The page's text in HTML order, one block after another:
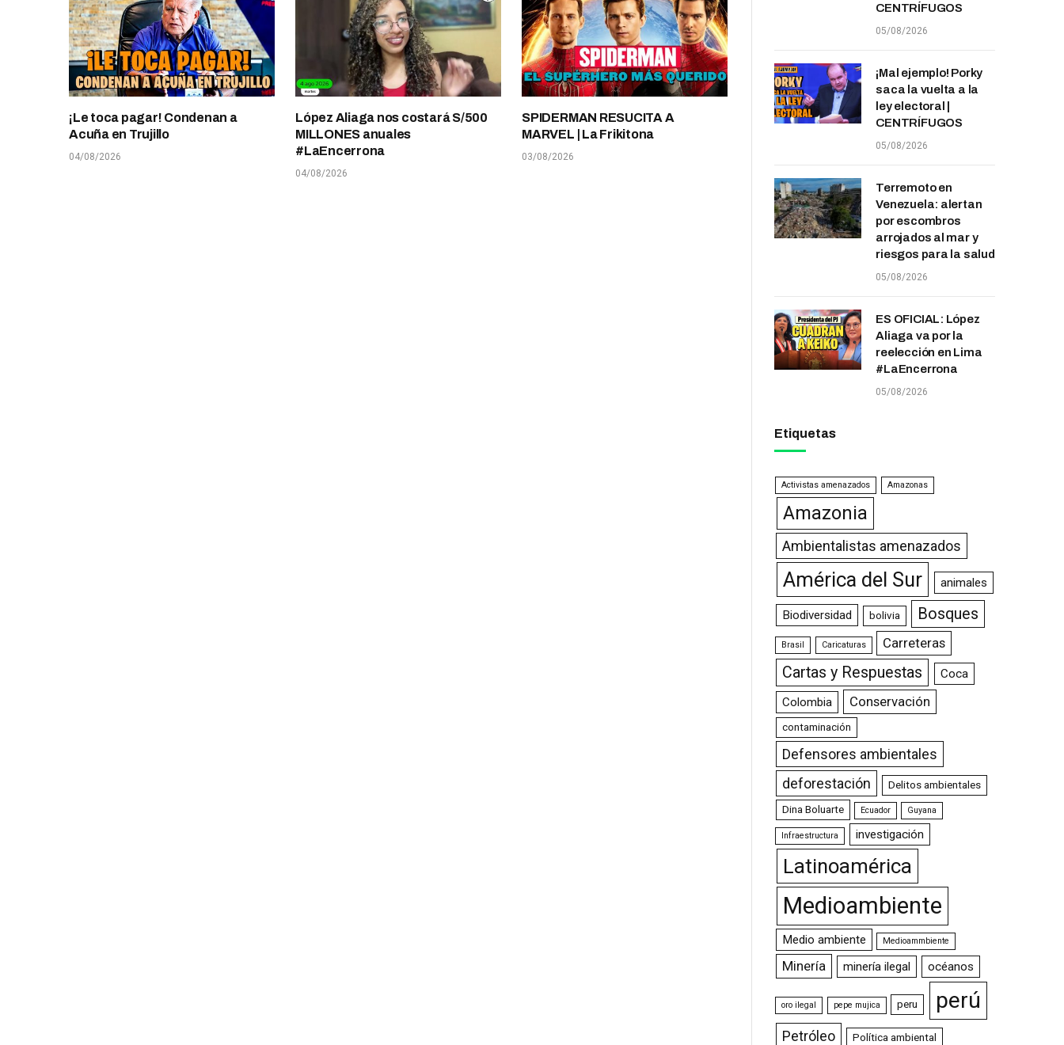
¡Le toca pagar! Condenan a
Acuña en Trujillo
04/08/2026
López Aliaga nos costará S/500
MILLONES anuales
#LaEncerrona
04/08/2026
SPIDERMAN RESUCITA A
MARVEL | La Frikitona
03/08/2026
CENTRÍFUGOS
05/08/2026
¡Mal ejemplo! Porky
saca la vuelta a la
ley electoral |
CENTRÍFUGOS
05/08/2026
Terremoto en
Venezuela: alertan
por escombros
arrojados al mar y
riesgos para la salud
05/08/2026
ES OFICIAL: López
Aliaga va por la
reelección en Lima
#LaEncerrona
05/08/2026
Etiquetas
Activistas amenazados Amazonas
Amazonia
Ambientalistas amenazados
América del Sur animales
Biodiversidad bolivia Bosques
Brasil Caricaturas Carreteras
Cartas y Respuestas
Coca
Colombia
Conservación
contaminación
Defensores ambientales
deforestación
Delitos ambientales
Dina Boluarte Ecuador Guyana
Infraestructura investigación
Latinoamérica
Medioambiente
Medio ambiente Medioammbiente
Minería minería ilegal océanos
oro ilegal pepe mujica peru perú
Petróleo Política ambiental